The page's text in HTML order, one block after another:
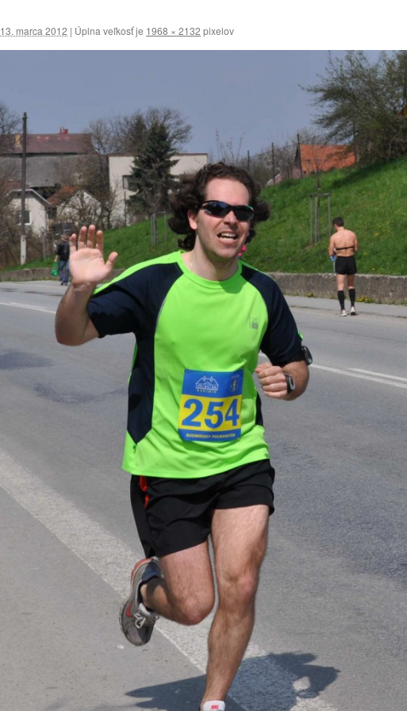
13. marca 2012 | Úplna veľkosť je 1968 × 2132 pixelov